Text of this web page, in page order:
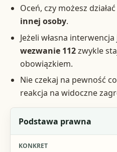
Oceń, czy możesz działać
innej osoby.
Jeżeli własna
wezwanie 112zwykle
obowiązkiem.
Nie czekaj na pewność
reakcja na widoczne
Element
Konkret
Podstawa prawna